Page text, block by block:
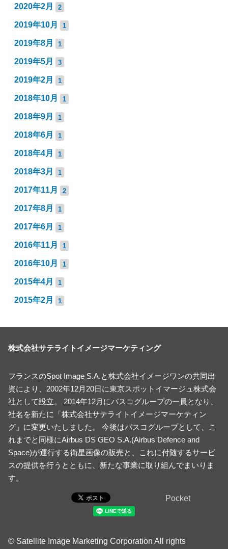
2020年2月 2
2019年10月 1
2019年8月 1
2019年5月 3
2019年2月 1
2018年10月 1
2018年9月 1
2018年6月 1
2018年4月 1
2018年3月 1
2017年11月 2
2017年8月 1
2017年6月 1
2016年11月 1
2016年10月 1
2015年4月 1
2015年2月 1
株式会社サテライトイメージマーケティング
フランスのSpot Image S.A.と株式会社イメージワンの共同出
資により、2002年12月20日に東京スポットイマージュ株式会
社として設立。 2014年12月にパスコグループの一員となり、
社名を新たに「株式会社サテライトイメージマーケティン
グ」に変更いたしました。 今後はパスコグループとして、こ
れまでと同様にAirbus DS GEO S.A.(Airbus Defence and
Space)が運行する衛星画像の販売と、これに付随するサービ
スの提供を行うとともに、新たな事業に取り組んでまいりま
す。
Pocket
© Satellite Image Marketing Corporation All rights